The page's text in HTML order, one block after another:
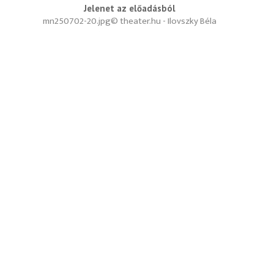
Jelenet az előadásból
© theater.hu - Ilovszky Béla
mn250702-20.jpg